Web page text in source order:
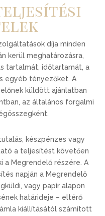
díja minden
kerül meghatározásra,
tartalmát, időtartamát, a
egyéb tényezőket. A
küldött ajánlatban
az általános forgalmi
készpénzes vagy
a teljesítést követően
a Megrendelő részére. A
napján a Megrendelő
vagy papír alapon
határideje – eltérő
kiállításától számított